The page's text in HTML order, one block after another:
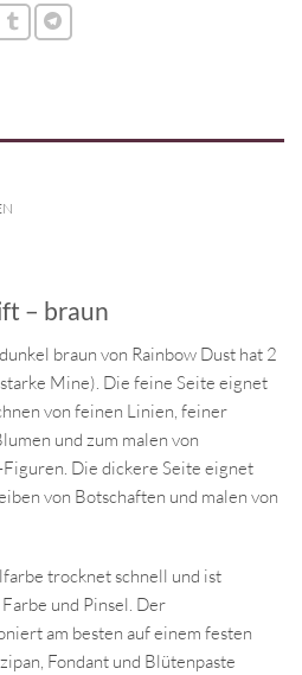
– braun
braun von Rainbow Dust hat 2
Mine). Die feine Seite eignet
von feinen Linien, feiner
und zum malen von
Die dickere Seite eignet
von Botschaften und malen von
trocknet schnell und ist
und Pinsel. Der
am besten auf einem festen
Fondant und Blütenpaste